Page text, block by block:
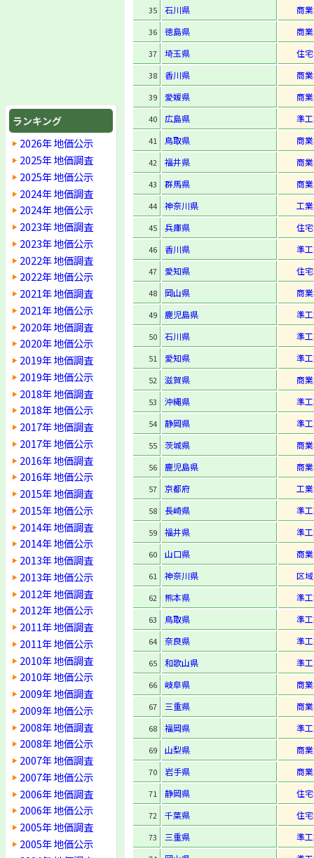
ランキング
2026年 地価公示
2025年 地価調査
2025年 地価公示
2024年 地価調査
2024年 地価公示
2023年 地価調査
2023年 地価公示
2022年 地価調査
2022年 地価公示
2021年 地価調査
2021年 地価公示
2020年 地価調査
2020年 地価公示
2019年 地価調査
2019年 地価公示
2018年 地価調査
2018年 地価公示
2017年 地価調査
2017年 地価公示
2016年 地価調査
2016年 地価公示
2015年 地価調査
2015年 地価公示
2014年 地価調査
2014年 地価公示
2013年 地価調査
2013年 地価公示
2012年 地価調査
2012年 地価公示
2011年 地価調査
2011年 地価公示
2010年 地価調査
2010年 地価公示
2009年 地価調査
2009年 地価公示
2008年 地価調査
2008年 地価公示
2007年 地価調査
2007年 地価公示
2006年 地価調査
2006年 地価公示
2005年 地価調査
2005年 地価公示
35 石川県 商
36 徳島県 商
37 埼玉県 住
38 香川県 商
39 愛媛県 商
40 広島県 準
41 鳥取県 商
42 福井県 商
43 群馬県 商
44 神奈川県 工
45 兵庫県 住
46 香川県 準
47 愛知県 住
48 岡山県 商
49 鹿児島県 準
50 石川県 準
51 愛知県 準
52 滋賀県 商
53 沖縄県 準
54 静岡県 準
55 茨城県 商
56 鹿児島県 商
57 京都府 工
58 長崎県 準
59 福井県 準
60 山口県 商
61 神奈川県 区
62 熊本県 準
63 鳥取県 準
64 奈良県 準
65 和歌山県 準
66 岐阜県 商
67 三重県 商
68 福岡県 準
69 山梨県 商
70 岩手県 商
71 静岡県 住
72 千葉県 住
73 三重県 準